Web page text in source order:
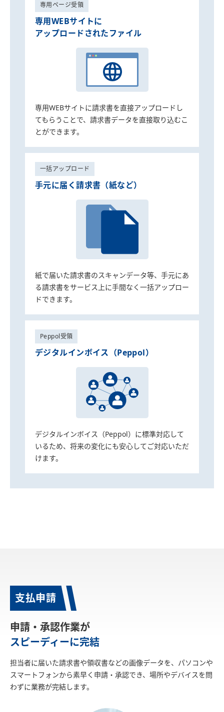
専用ページ受領
専用WEBサイトに
アップロードされたファイル
専用WEBサイトに請求書を直接アップロードし
てもらうことで、請求書データを直接取り込むこ
とができます。
一括アップロード
手元に届く請求書（紙など）
紙で届いた請求書のスキャンデータ等、手元にあ
る請求書をサービス上に手間なく一括アップロー
ドできます。
Peppol受領
デジタルインボイス（Peppol）
デジタルインボイス（Peppol）に標準対応して
いるため、将来の変化にも安心してご対応いただ
けます。
支払申請
申請・承認作業が
スピーディーに完結
担当者に届いた請求書や領収書などの画像データを、パソコンや
スマートフォンから素早く申請・承認でき、場所やデバイスを問
わずに業務が完結します。